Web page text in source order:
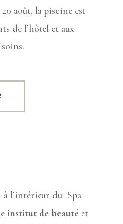
août, la piscine est
de l’hôtel et aux
l’intérieur du Spa,
institut de beauté et